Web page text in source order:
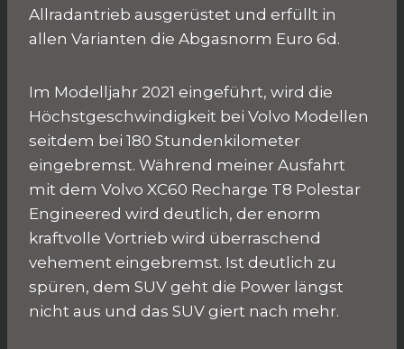
Allradantrieb ausgerüstet und erfüllt in
allen Varianten die Abgasnorm Euro 6d.
Im Modelljahr 2021 eingeführt, wird die
Höchstgeschwindigkeit bei Volvo Modellen
seitdem bei 180 Stundenkilometer
eingebremst. Während meiner Ausfahrt
mit dem Volvo XC60 Recharge T8 Polestar
Engineered wird deutlich, der enorm
kraftvolle Vortrieb wird überraschend
vehement eingebremst. Ist deutlich zu
spüren, dem SUV geht die Power längst
nicht aus und das SUV giert nach mehr.